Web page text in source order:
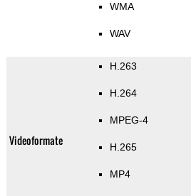
WMA
WAV
Videoformate
H.263
H.264
MPEG-4
H.265
MP4